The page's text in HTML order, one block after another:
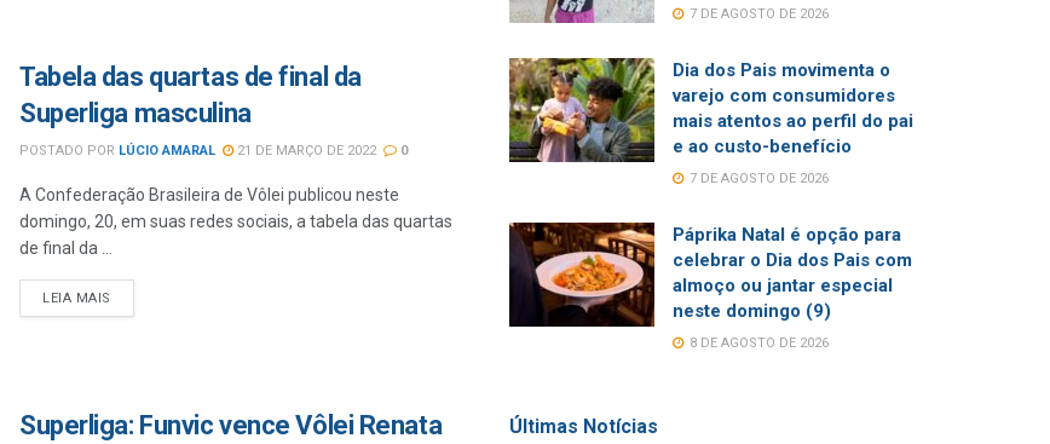
Tabela das quartas de final da
Superliga masculina
POSTADO POR LÚCIO AMARAL 21 DE MARÇO DE 2022 0
A Confederação Brasileira de Vôlei publicou neste
domingo, 20, em suas redes sociais, a tabela das quartas
de final da ...
LEIA MAIS
Superliga: Funvic vence Vôlei Renata
7 DE AGOSTO DE 2026
Dia dos Pais movimenta o
varejo com consumidores
mais atentos ao perfil do pai
e ao custo-benefício
7 DE AGOSTO DE 2026
Páprika Natal é opção para
celebrar o Dia dos Pais com
almoço ou jantar especial
neste domingo (9)
8 DE AGOSTO DE 2026
Últimas Notícias